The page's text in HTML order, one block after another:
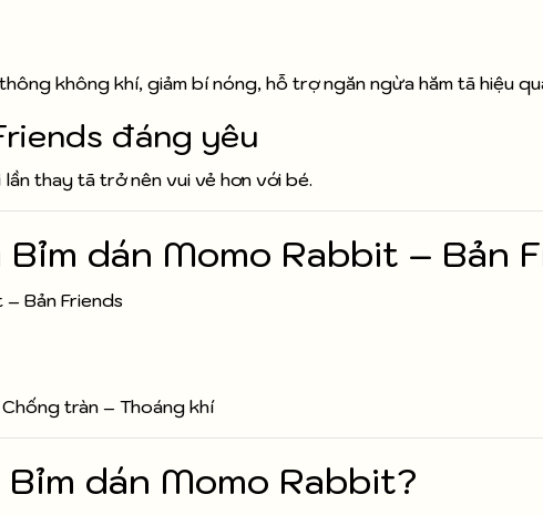
không khí, giảm bí nóng, hỗ trợ ngăn ngừa hăm tã hiệu
đáng yêu
thay tã trở nên vui vẻ hơn với bé.
dán Momo Rabbit – Bản
Bản Friends
tràn – Thoáng khí
dán Momo Rabbit?